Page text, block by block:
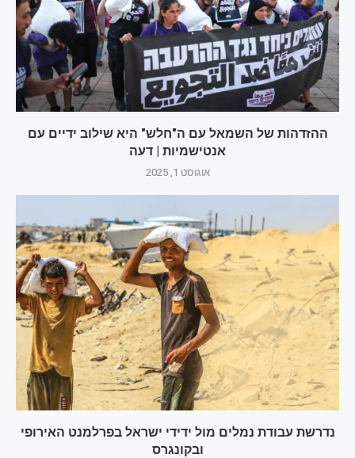
ההזדהות של השמאל עם ה"חלש" היא שילוב ידיים עם
אנטישמיות | דעה
אוגוסט 1, 2025
נדרשת עבודת נמלים מול ידידי ישראל בפרלמנט האירופי
ובקונגרס